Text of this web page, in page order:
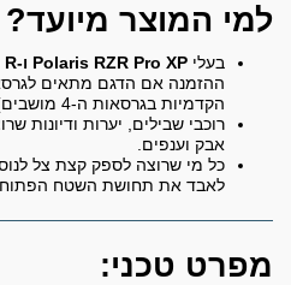
למי המוצר מיועד?
בעליPolaris RZR Pro XP ו-RZR Pro R
הקדמיות בגרסאות ה-4 מושבים).
רוכבי שבילים, יערות ודיונות
אבק וענפים.
כל מי שרוצה לספק קצת צל
לאבד את תחושת השטח הפתוח.
מפרט טכני: